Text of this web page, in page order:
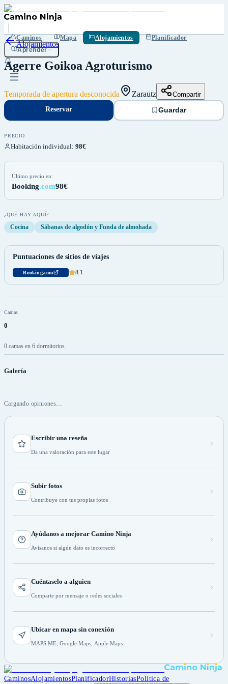
Caminos Mapa Alojamientos
Planificador
Aprender
Alojamientos
Agerre Goikoa Agroturismo
Temporada de apertura desconocida Zarautz Compartir
Reservar
Reservar Guardar
PRECIO
Habitación individual: 98€
Último precio en:
Booking.com98€
¿QUÉ HAY AQUÍ?
Cocina Sábanas de algodón y Funda de almohada
Puntuaciones de sitios de viajes
Booking.com 8.1
Camas
0
0 camas en 6 dormitorios
Galería
Cargando opiniones…
Escribir una reseña
Da una valoración para este lugar
Subir fotos
Contribuye con tus propias fotos
Ayúdanos a mejorar Camino Ninja
Avísanos si algún dato es incorrecto
Cuéntaselo a alguien
Comparte por mensaje o redes sociales
Ubicar en mapa sin conexión
MAPS.ME, Google Maps, Apple Maps
CaminosAlojamientosPlanificadorHistoriasPolítica de